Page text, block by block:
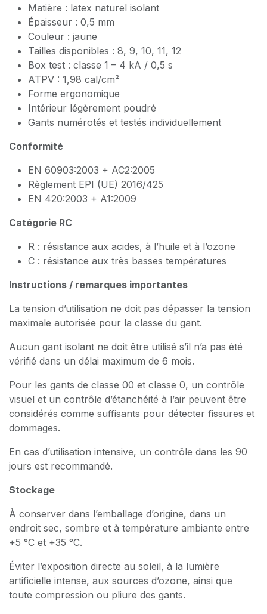
Matière : latex naturel isolant
Épaisseur : 0,5 mm
Couleur : jaune
Tailles disponibles : 8, 9, 10, 11, 12
Box test : classe 1 – 4 kA / 0,5 s
ATPV : 1,98 cal/cm²
Forme ergonomique
Intérieur légèrement poudré
Gants numérotés et testés individuellement
Conformité
EN 60903:2003 + AC2:2005
Règlement EPI (UE) 2016/425
EN 420:2003 + A1:2009
Catégorie RC
R : résistance aux acides, à l’huile et à l’ozone
C : résistance aux très basses températures
Instructions / remarques importantes
La tension d’utilisation ne doit pas dépasser la tension
maximale autorisée pour la classe du gant.
Aucun gant isolant ne doit être utilisé s’il n’a pas été
vérifié dans un délai maximum de 6 mois.
Pour les gants de classe 00 et classe 0, un contrôle
visuel et un contrôle d’étanchéité à l’air peuvent être
considérés comme suffisants pour détecter fissures et
dommages.
En cas d’utilisation intensive, un contrôle dans les 90
jours est recommandé.
Stockage
À conserver dans l’emballage d’origine, dans un
endroit sec, sombre et à température ambiante entre
+5 °C et +35 °C.
Éviter l’exposition directe au soleil, à la lumière
artificielle intense, aux sources d’ozone, ainsi que
toute compression ou pliure des gants.